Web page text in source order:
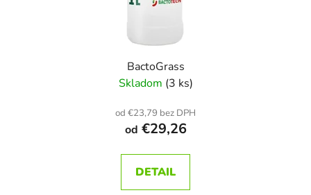
BactoGrass
Skladom (3 ks)
od €23,79 bez DPH
od €29,26
DETAIL